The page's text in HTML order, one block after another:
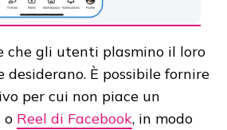
che gli utenti plasmino il loro
desiderano. È possibile fornire
per cui non piace un
o Reel di Facebook, in modo